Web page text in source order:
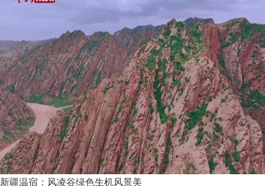
新疆温宿：风凌谷绿色生机风景美